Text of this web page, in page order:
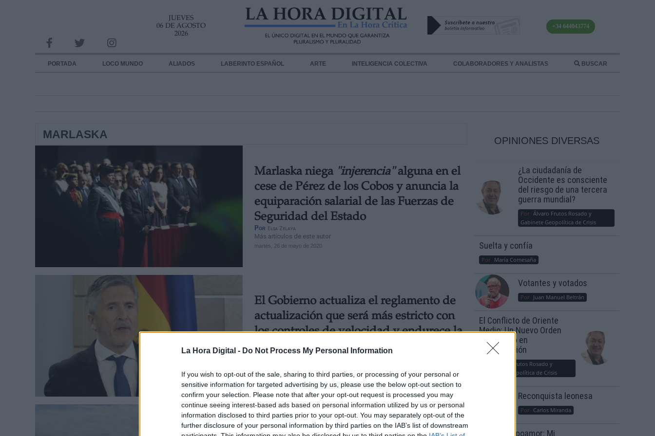
La Hora Digital - Do Not Process My Personal Information
If you wish to opt-out of the sale, sharing to third parties, or processing of your personal or
sensitive information for targeted advertising by us, please use the below opt-out section to
confirm your selection. Please note that after your opt-out request is processed you may
continue seeing interest-based ads based on personal information utilized by us or personal
information disclosed to third parties prior to your opt-out. You may separately opt-out of the
further disclosure of your personal information by third parties on the IAB’s list of downstream
JUEVES
06 DE AGOSTO
2026
+34 644043774
PORTADA LOCO MUNDO ALIADOS LABERINTO ESPAÑOL ARTE INTELIGENCIA COLECTIVA COLABORADORES Y ANALISTAS BUSCAR
MARLASKA
Marlaska niega "injerencia"alguna en el
cese de Pérez de los Cobos y anuncia la
equiparación salarial de las Fuerzas de
Seguridad del Estado
Por Elsa Zelaya
Más artículos de este autor
martes, 26 de mayo de 2020
El Gobierno actualiza el reglamento de
actualización que será más estricto con
los controles de velocidad y endurece la
pérdida de puntos del carnet
martes, 10 de noviembre de 2020
OPINIONES DIVERSAS
¿La ciudadanía de
Occidente es consciente
del riesgo de una tercera
guerra mundial?
Por Álvaro Frutos Rosado y
Gabinete Geopolítica de Crisis
Suelta y confía
Por María Comesaña
Votantes y votados
Por Juan Manuel Beltrán
El Conflicto de Oriente
Medio: Un Nuevo Orden
Autoritario en
Construcción
Álvaro Frutos Rosado y
Gabinete Geopolítica de Crisis
Reconquista leonesa
Por Carlos Miranda
Clara Campoamor: Mi
INFORMACION SOBRE LA PROTECCIÓN DE TUS DATOS
Responsable:
Información adicional
link